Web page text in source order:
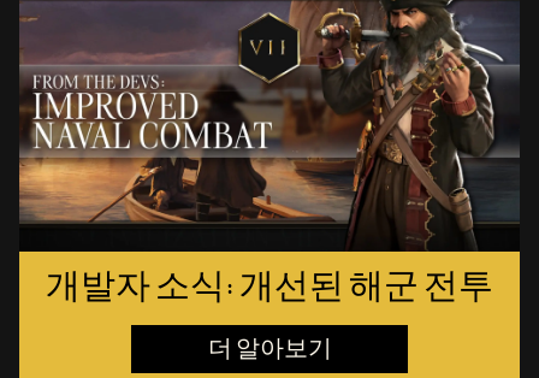
개발자 소식: 개선된 해군 전투
더 알아보기